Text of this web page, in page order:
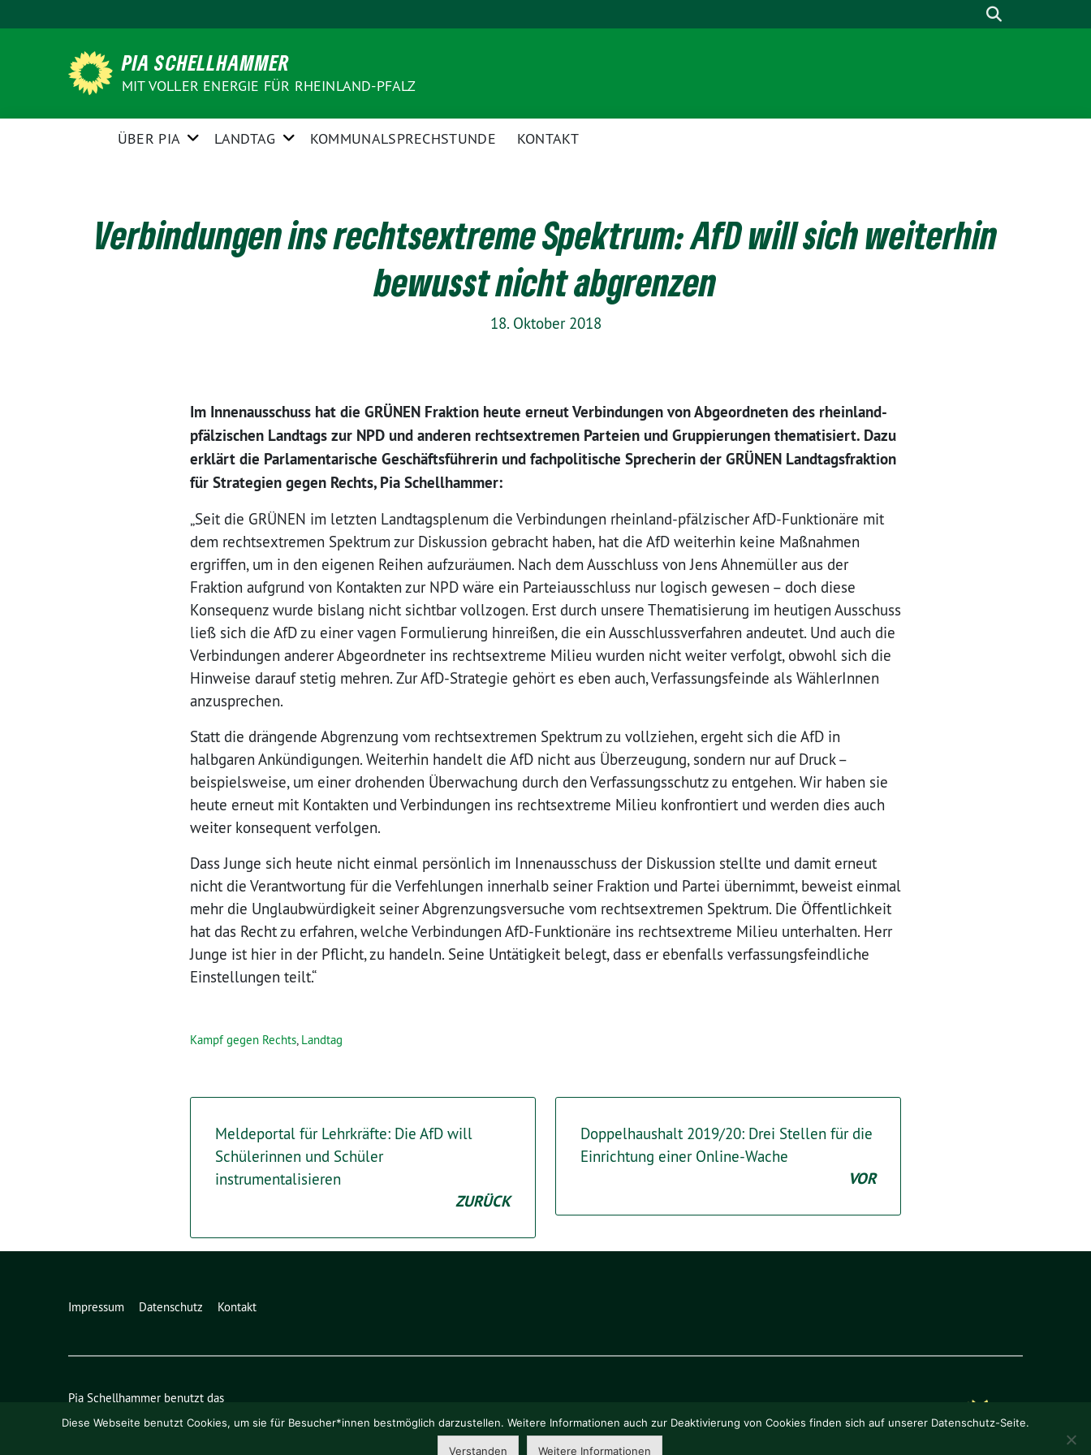
zum
PIA SCHELLHAMMER
MIT VOLLER ENERGIE FÜR RHEINLAND-PFALZ
ÜBER PIA LANDTAG KOMMUNALSPRECHSTUNDE KONTAKT
Verbindungen ins rechtsextreme Spektrum: AfD will sich weiterhin
bewusst nicht abgrenzen
18. Oktober 2018
Im Innenausschuss hat die GRÜNEN Fraktion heute erneut Verbindungen von Abgeordneten des rheinland-
pfälzischen Landtags zur NPD und anderen rechtsextremen Parteien und Gruppierungen thematisiert. Dazu
erklärt die Parlamentarische Geschäftsführerin und fachpolitische Sprecherin der GRÜNEN Landtagsfraktion
für Strategien gegen Rechts, Pia Schellhammer:
„Seit die GRÜNEN im letzten Landtagsplenum die Verbindungen rheinland-pfälzischer AfD-Funktionäre mit
dem rechtsextremen Spektrum zur Diskussion gebracht haben, hat die AfD weiterhin keine Maßnahmen
ergriffen, um in den eigenen Reihen aufzuräumen. Nach dem Ausschluss von Jens Ahnemüller aus der
Fraktion aufgrund von Kontakten zur NPD wäre ein Parteiausschluss nur logisch gewesen – doch diese
Konsequenz wurde bislang nicht sichtbar vollzogen. Erst durch unsere Thematisierung im heutigen Ausschuss
ließ sich die AfD zu einer vagen Formulierung hinreißen, die ein Ausschlussverfahren andeutet. Und auch die
Verbindungen anderer Abgeordneter ins rechtsextreme Milieu wurden nicht weiter verfolgt, obwohl sich die
Hinweise darauf stetig mehren. Zur AfD-Strategie gehört es eben auch, Verfassungsfeinde als WählerInnen
anzusprechen.
Statt die drängende Abgrenzung vom rechtsextremen Spektrum zu vollziehen, ergeht sich die AfD in
halbgaren Ankündigungen. Weiterhin handelt die AfD nicht aus Überzeugung, sondern nur auf Druck –
beispielsweise, um einer drohenden Überwachung durch den Verfassungsschutz zu entgehen. Wir haben sie
heute erneut mit Kontakten und Verbindungen ins rechtsextreme Milieu konfrontiert und werden dies auch
weiter konsequent verfolgen.
Dass Junge sich heute nicht einmal persönlich im Innenausschuss der Diskussion stellte und damit erneut
nicht die Verantwortung für die Verfehlungen innerhalb seiner Fraktion und Partei übernimmt, beweist einmal
mehr die Unglaubwürdigkeit seiner Abgrenzungsversuche vom rechtsextremen Spektrum. Die Öffentlichkeit
hat das Recht zu erfahren, welche Verbindungen AfD-Funktionäre ins rechtsextreme Milieu unterhalten. Herr
Junge ist hier in der Pflicht, zu handeln. Seine Untätigkeit belegt, dass er ebenfalls verfassungsfeindliche
Einstellungen teilt.“
Kampf gegen Rechts, Landtag
Meldeportal für Lehrkräfte: Die AfD will
Schülerinnen und Schüler
instrumentalisieren
ZURÜCK
Doppelhaushalt 2019/20: Drei Stellen für die
Einrichtung einer Online-Wache
VOR
Impressum Datenschutz Kontakt
Pia Schellhammer benutzt das
freie grüne Theme
sunflower ‐ ein Angebot der verdigado eG
Diese Webseite benutzt Cookies, um sie für Besucher*innen bestmöglich darzustellen. Weitere Informationen auch zur Deaktivierung von Cookies finden sich auf unserer Datenschutz-Seite.
Verstanden Weitere Informationen